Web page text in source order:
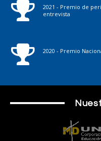
2021 - Premio de
entrevista
2020 - Premio